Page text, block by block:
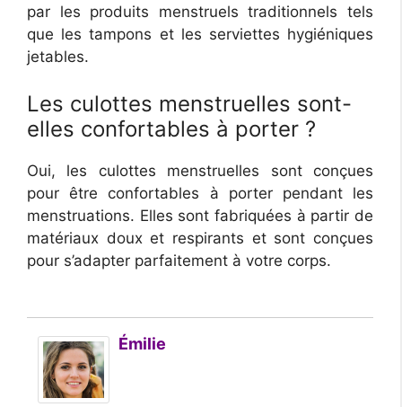
par les produits menstruels traditionnels tels
que les tampons et les serviettes hygiéniques
jetables.
Les culottes menstruelles sont-
elles confortables à porter ?
Oui, les culottes menstruelles sont conçues
pour être confortables à porter pendant les
menstruations. Elles sont fabriquées à partir de
matériaux doux et respirants et sont conçues
pour s’adapter parfaitement à votre corps.
Émilie